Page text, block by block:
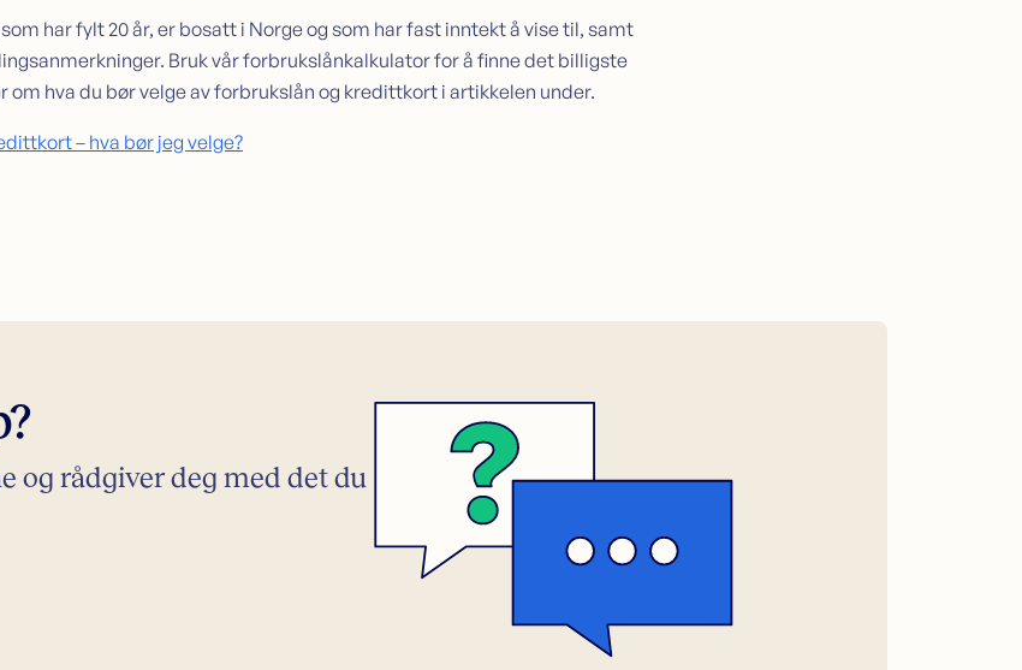
har fylt 20 år, er bosatt i Norge og som har fast inntekt å vise til, samt
Bruk vår forbrukslånkalkulator for å finne det billigste
om hva du bør velge av forbrukslån og kredittkort i artikkelen under.
– hva bør jeg velge?
og rådgiver deg med det du